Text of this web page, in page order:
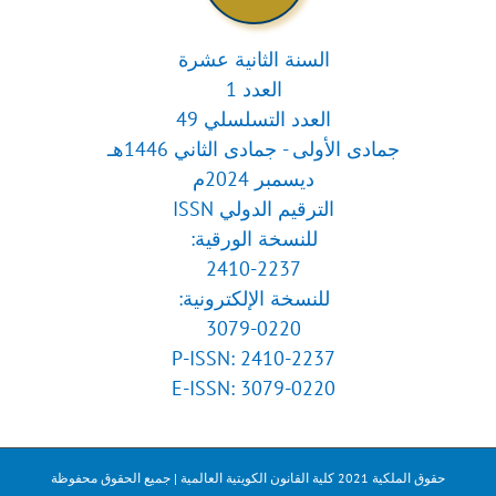
السنة الثانية عشرة
العدد 1
العدد التسلسلي 49
جمادى الأولى - جمادى الثاني 1446هـ
ديسمبر 2024م
الترقيم الدولي ISSN
للنسخة الورقية:
2410-2237
للنسخة الإلكترونية:
3079-0220
P-ISSN: 2410-2237
E-ISSN: 3079-0220
حقوق الملكية 2021 كلية القانون الكويتية العالمية | جميع الحقوق محفوظة